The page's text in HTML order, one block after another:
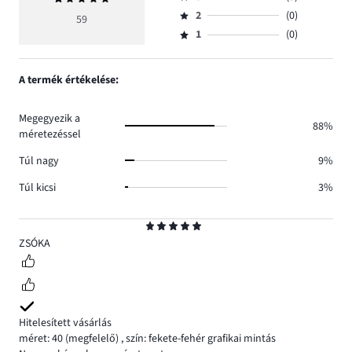
5
ZSÓKA
Hitelesített vásárlás
méret: 40 (megfelelő) ,szín: fekete-fehér grafikai mintás
értékelés
59
száma
51.
szavazatok
száma
Osztályzat
3,
szavazatok
Osztályzat
2,
2
(0)
Osztályzat
1,
1 (0)
A termék értékelése:
Megegyezik a
méretezéssel
88%
Túl nagy
9%
Túl kicsi
3%